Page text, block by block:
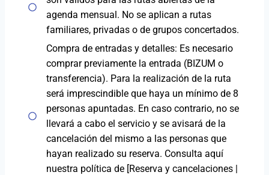
agenda mensual. No se aplican a rutas
familiares, privadas o de grupos concertados.
Compra de entradas y detalles: Es necesario
comprar previamente la entrada (BIZUM o
transferencia). Para la realización de la ruta
será imprescindible que haya un mínimo de 8
personas apuntadas. En caso contrario, no se
llevará a cabo el servicio y se avisará de la
cancelación del mismo a las personas que
hayan realizado su reserva. Consulta aquí
nuestra política de [Reserva y cancelaciones |